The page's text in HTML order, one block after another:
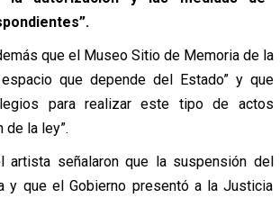
que el Museo Sitio de Memoria de la
que depende del Estado” y que
para realizar este tipo de actos
la ley”.
artista señalaron que la suspensión del
y que el Gobierno presentó a la Justicia